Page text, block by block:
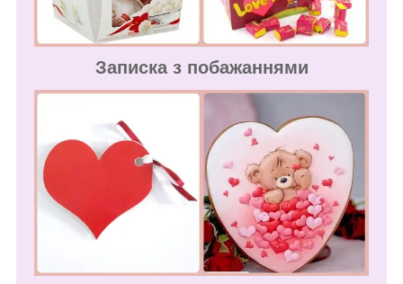
Записка з побажаннями